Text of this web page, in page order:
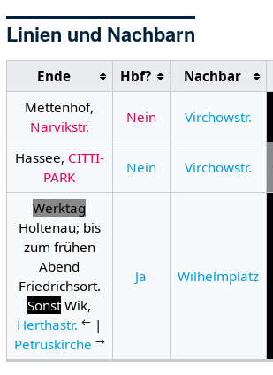
Linien und Nachbarn
Ende Hbf? Nachbar
Mettenhof,
Narvikstr.
Nein Virchowstr.
Hassee, CITTI-
PARK
Nein Virchowstr.
Werktag
Holtenau; bis
zum frühen
Abend
Friedrichsort.
Sonst Wik,
Herthastr. ← |
Petruskirche →
Ja Wilhelmplatz